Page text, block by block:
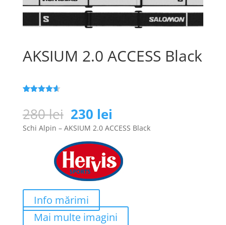
AKSIUM 2.0 ACCESS Black
pe baza a
de evaluări
de la
280lei Prețul
inițial
a
fost:
280 lei.
230 lei
curent
este:
230 lei.
Schi Alpin – AKSIUM 2.0 ACCESS Black
Info mărimi
Mai multe imagini